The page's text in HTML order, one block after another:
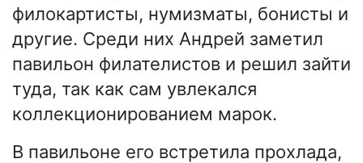
филокартисты, нумизматы, бонисты и
другие. Среди них Андрей заметил
павильон филателистов и решил зайти
туда, так как сам увлекался
коллекционированием марок.
В павильоне его встретила прохлада,